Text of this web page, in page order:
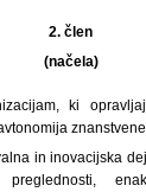
2. člen
(načela)
ki
in inovacijska
preglednosti,